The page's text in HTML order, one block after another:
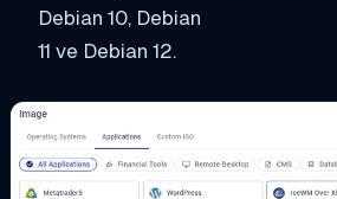
Debian 10, Debian
11 ve Debian 12.